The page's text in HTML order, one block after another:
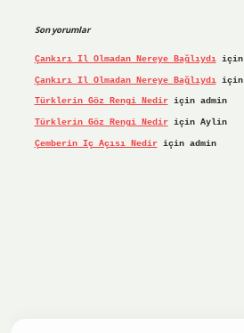
Son yorumlar
Çankırı Il Olmadan Nereye Bağlıydıiçin
Çankırı Il Olmadan Nereye Bağlıydıiçin
Türklerin Göz Rengi Nediriçin admin
Türklerin Göz Rengi Nediriçin Aylin
Çemberin Iç Açısı Nediriçin admin